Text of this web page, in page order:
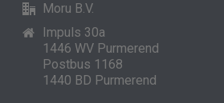
Moru B.V.
Impuls 30a
1446 WV Purmerend
Postbus 1168
1440 BD Purmerend